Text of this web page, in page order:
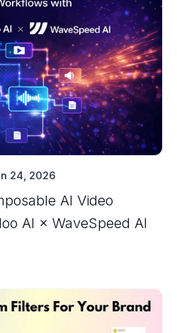
24, 2026
AI Video
AI × WaveSpeed AI